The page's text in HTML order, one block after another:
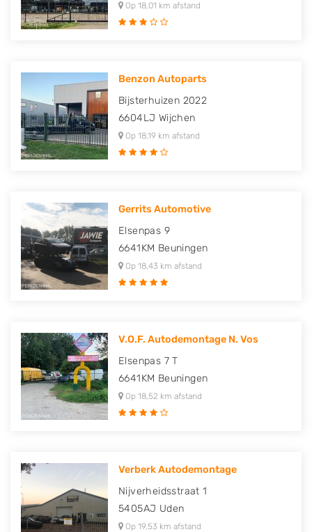
Op 18,01 km afstand
Benzon Autoparts
Bijsterhuizen 2022
6604LJ Wijchen
Op 18,19 km afstand
Gerrits Automotive
Elsenpas 9
6641KM Beuningen
Op 18,43 km afstand
V.O.F. Autodemontage N. Vos
Elsenpas 7 T
6641KM Beuningen
Op 18,52 km afstand
Verberk Autodemontage
Nijverheidsstraat 1
5405AJ Uden
Op 19,53 km afstand